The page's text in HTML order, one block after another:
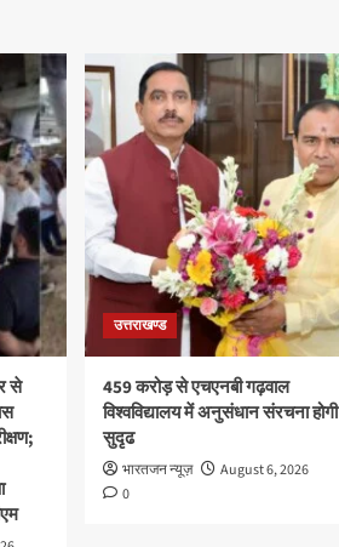
से
उत्तराखण्ड
459 करोड़ से एचएनबी गढ़वाल
विश्वविद्यालय में अनुसंधान संरचना होगी
सुदृढ
भारतजन न्यूज़
August 6, 2026
0